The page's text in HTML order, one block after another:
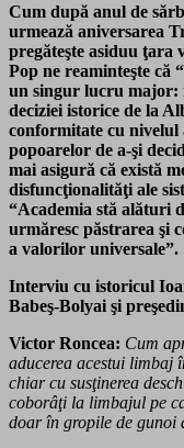
Cum după anul de
urmează aniversarea
pregăteşte asiduu ţara
Pop ne reaminteşte că
un singur lucru major:
deciziei istorice de la
conformitate cu nivelul
popoarelor de a-şi
mai asigură că există
disfuncţionalităţi ale
“Academia stă alături
urmăresc păstrarea şi
a valorilor universale”.
Interviu cu istoricul
Babeş-Bolyai şi
Victor Roncea: Cum
aducerea acestui limbaj
chiar cu susţinerea
coborâţi la limbajul pe
doar în gropile de gunoi